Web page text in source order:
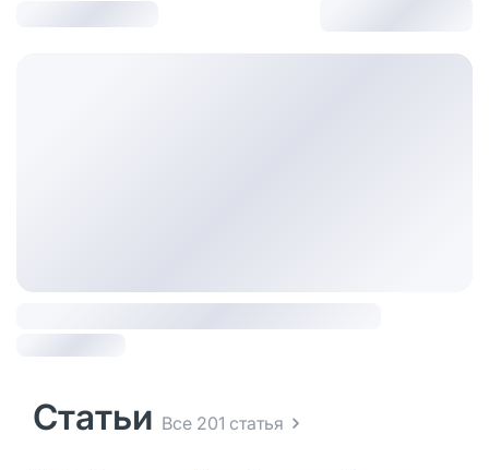
Статьи Все 201 статья